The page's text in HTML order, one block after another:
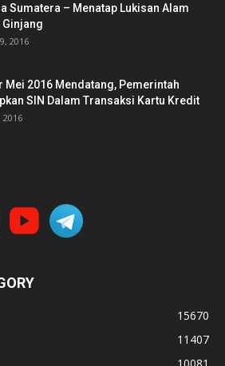
Sumatera – Menatap Lukisan Alam
Ginjang
2016
Mei 2016 Mendatang, Pemerintah
SIN Dalam Transaksi Kartu Kredit
2016
15670
11407